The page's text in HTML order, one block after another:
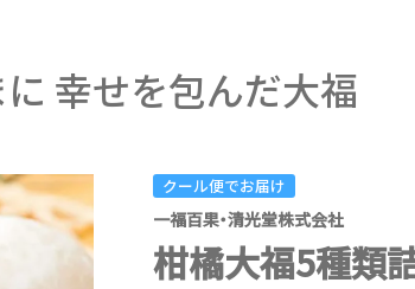
幸せを包んだ大福
クール便でお届け
一福百果・清光堂株式会社
柑橘大福5種類詰